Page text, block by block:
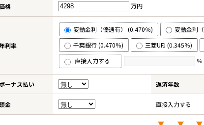
格 万円
利率
変動金利（優遇有） (0.470％) 変動金利
千葉銀行 (0.470％)
三菱UFJ (0.345％)
直接入力する
％
ボーナス払い 返済年数
金 直接入力する